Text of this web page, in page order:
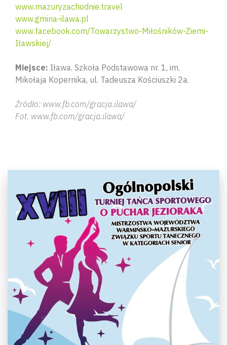
www.mazuryzachodnie.travel
www.gmina-ilawa.pl
www.facebook.com/Towarzystwo-Miłośników-Ziemi-
Iławskiej/
Miejsce: Iława. Szkoła Podstawowa nr. 1, im.
Mikołaja Kopernika, ul. Tadeusza Kościuszki 2a.
Źródło: www.fb.com/gracja.ilawa/
Fot. www.fb.com/gracja.ilawa/